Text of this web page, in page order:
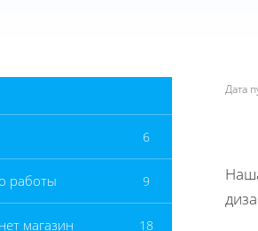
6
работы 9
магазин 18
Дата